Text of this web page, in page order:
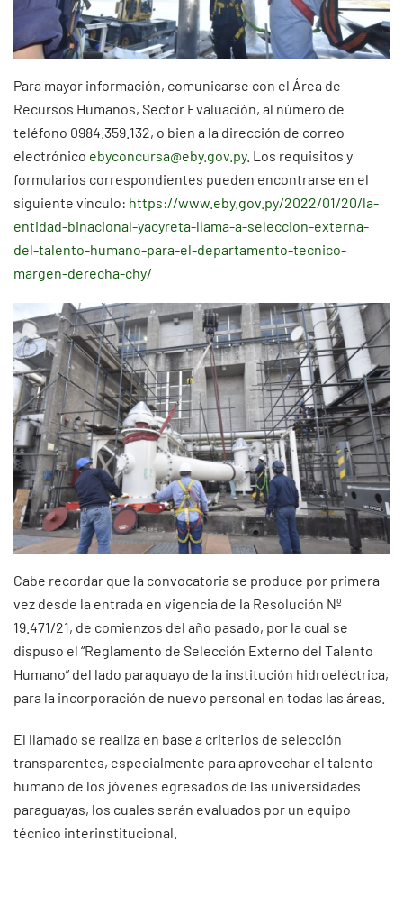
Para mayor información, comunicarse con el Área de
Recursos Humanos, Sector Evaluación, al número de
teléfono 0984.359.132, o bien a la dirección de correo
electrónico ebyconcursa@eby.gov.py. Los requisitos y
formularios correspondientes pueden encontrarse en el
siguiente vínculo: https://www.eby.gov.py/2022/01/20/la-
entidad-binacional-yacyreta-llama-a-seleccion-externa-
del-talento-humano-para-el-departamento-tecnico-
margen-derecha-chy/
Cabe recordar que la convocatoria se produce por primera
vez desde la entrada en vigencia de la Resolución Nº
19.471/21, de comienzos del año pasado, por la cual se
dispuso el “Reglamento de Selección Externo del Talento
Humano” del lado paraguayo de la institución hidroeléctrica,
para la incorporación de nuevo personal en todas las áreas.
El llamado se realiza en base a criterios de selección
transparentes, especialmente para aprovechar el talento
humano de los jóvenes egresados de las universidades
paraguayas, los cuales serán evaluados por un equipo
técnico interinstitucional.